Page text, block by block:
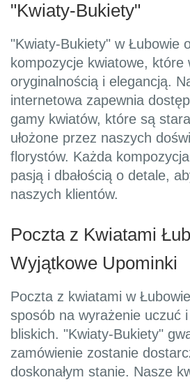
"Kwiaty-Bukiety"
"Kwiaty-Bukiety" w Łubowie
kompozycje kwiatowe, które
oryginalnością i elegancją.
internetowa zapewnia
gamy kwiatów, które są
ułożone przez naszych
florystów. Każda
pasją i dbałością o detale,
naszych klientów.
Poczta z Kwiatami
Wyjątkowe Upominki
Poczta z kwiatami w
sposób na wyrażenie uczuć
bliskich. "Kwiaty-Bukiety"
zamówienie zostanie
doskonałym stanie. Nasze